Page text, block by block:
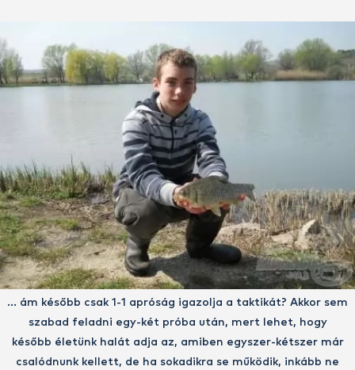
… ám később csak 1-1 apróság igazolja a taktikát? Akkor sem
szabad feladni egy-két próba után, mert lehet, hogy
később életünk halát adja az, amiben egyszer-kétszer már
csalódnunk kellett, de ha sokadikra se működik, inkább ne